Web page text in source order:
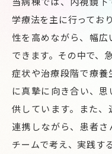
学療法を主に行ってお
性を高めながら、幅
できます。その中で、
症状や治療段階で療
に真摯に向き合い、
供しています。また
連携しながら、患者
チームで考え、実践す